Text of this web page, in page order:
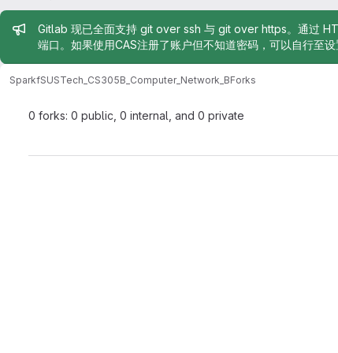
Admin message
Gitlab 现已全面支持 git over ssh 与 git over https。通过
端口。如果使用CAS注册了账户但不知道密码，可以自行至
SparkfSUSTech_CS305B_Computer_Network_BForks
0 forks: 0 public, 0 internal, and 0 private